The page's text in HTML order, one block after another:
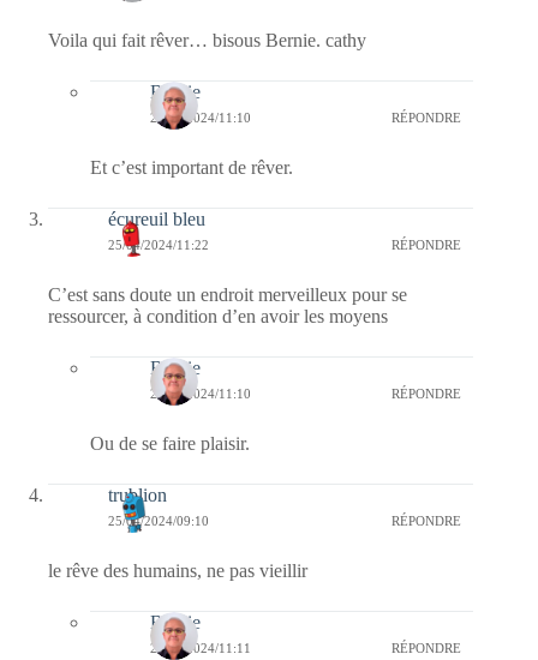
Voila qui fait rêver… bisous Bernie. cathy
Bernie
26/04/2024/11:10 RÉPONDRE
Et c’est important de rêver.
écureuil bleu
25/04/2024/11:22 RÉPONDRE
C’est sans doute un endroit merveilleux pour se
ressourcer, à condition d’en avoir les moyens
Bernie
26/04/2024/11:10 RÉPONDRE
Ou de se faire plaisir.
trublion
25/04/2024/09:10 RÉPONDRE
le rêve des humains, ne pas vieillir
Bernie
26/04/2024/11:11 RÉPONDRE